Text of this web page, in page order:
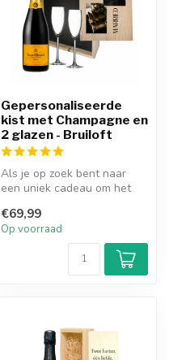
Gepersonaliseerde
kist met Champagne en
2 glazen - Bruiloft
Als je op zoek bent naar
een uniek cadeau om het
dan is...
€69,99
Op voorraad